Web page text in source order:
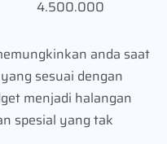
4.500.000
anda saat
sesuai dengan
menjadi halangan
spesial yang tak